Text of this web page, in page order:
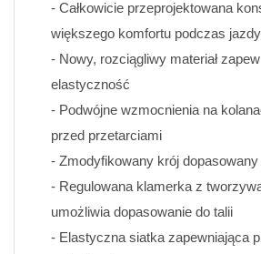
- Całkowicie przeprojektowana
większego komfortu podczas jazdy
- Nowy, rozciągliwy materiał
elastyczność
- Podwójne wzmocnienia na
przed przetarciami
- Zmodyfikowany krój dopasowany
- Regulowana klamerka z
umożliwia dopasowanie do talii
- Elastyczna siatka zapewniająca